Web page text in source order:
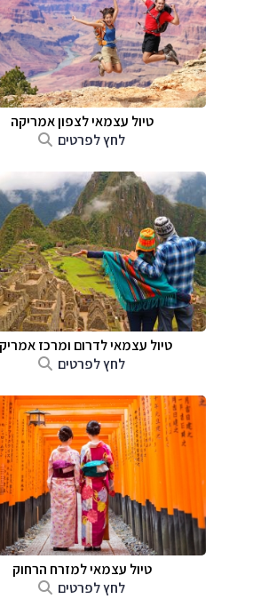
טיול עצמאי לצפון אמריקה
לחץ לפרטים
טיול עצמאי לדרום ומרכז
לחץ לפרטים
טיול עצמאי למזרח הרחוק
לחץ לפרטים